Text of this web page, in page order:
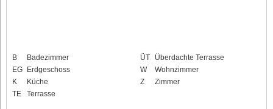
B
Badezimmer
EG Erdgeschoss
K
Küche
TE
Terrasse
ÜT
Überdachte Terrasse
W
Wohnzimmer
Z
Zimmer